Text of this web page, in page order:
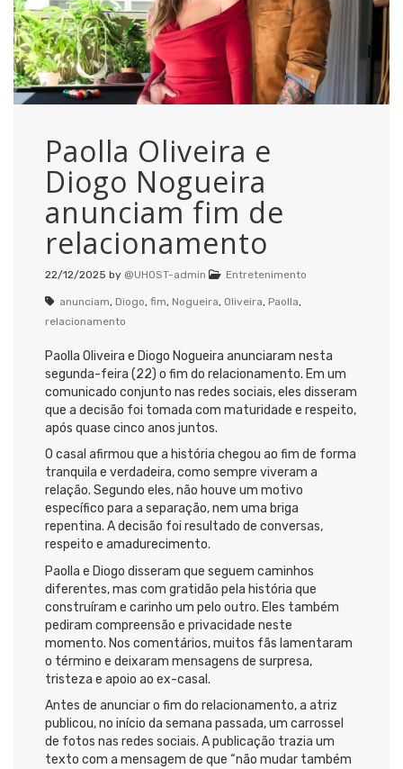
Paolla Oliveira e
Diogo Nogueira
anunciam fim de
relacionamento
22/12/2025 by @UHOST-admin Entretenimento
anunciam, Diogo, fim, Nogueira, Oliveira, Paolla,
relacionamento
Paolla Oliveira e Diogo Nogueira anunciaram nesta
segunda-feira (22) o fim do relacionamento. Em um
comunicado conjunto nas redes sociais, eles disseram
que a decisão foi tomada com maturidade e respeito,
após quase cinco anos juntos.
O casal afirmou que a história chegou ao fim de forma
tranquila e verdadeira, como sempre viveram a
relação. Segundo eles, não houve um motivo
específico para a separação, nem uma briga
repentina. A decisão foi resultado de conversas,
respeito e amadurecimento.
Paolla e Diogo disseram que seguem caminhos
diferentes, mas com gratidão pela história que
construíram e carinho um pelo outro. Eles também
pediram compreensão e privacidade neste
momento. Nos comentários, muitos fãs lamentaram
o término e deixaram mensagens de surpresa,
tristeza e apoio ao ex-casal.
Antes de anunciar o fim do relacionamento, a atriz
publicou, no início da semana passada, um carrossel
de fotos nas redes sociais. A publicação trazia um
texto com a mensagem de que “não mudar também